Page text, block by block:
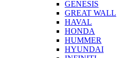
GENESIS
GREAT WALL
HAVAL
HONDA
HUMMER
HYUNDAI